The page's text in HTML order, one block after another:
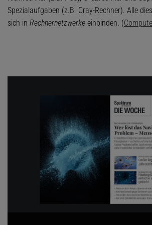
Spezialaufgaben (z.B. Cray-Rechner). Alle
sich in Rechnernetzwerke einbinden. (